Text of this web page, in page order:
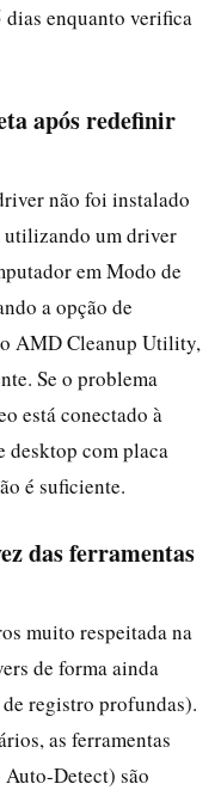
enquanto verifica
após redefinir
não foi instalado
utilizando um driver
em Modo de
a opção de
AMD Cleanup Utility,
Se o problema
está conectado à
desktop com placa
é suficiente.
das ferramentas
muito respeitada na
de forma ainda
registro profundas).
as ferramentas
Detect) são